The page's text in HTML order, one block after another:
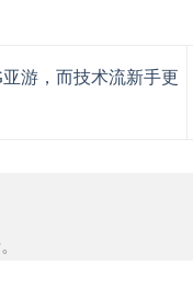
游，而技术流新手更
。